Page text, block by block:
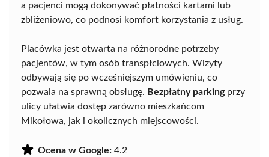
a pacjenci mogą dokonywać płatności kartami lub
zbliżeniowo, co podnosi komfort korzystania z usług.
Placówka jest otwarta na różnorodne potrzeby
pacjentów, w tym osób transpłciowych. Wizyty
odbywają się po wcześniejszym umówieniu, co
pozwala na sprawną obsługę. Bezpłatny parkingprzy
ulicy ułatwia dostęp zarówno mieszkańcom
Mikołowa, jak i okolicznych miejscowości.
Ocena w Google: 4.2